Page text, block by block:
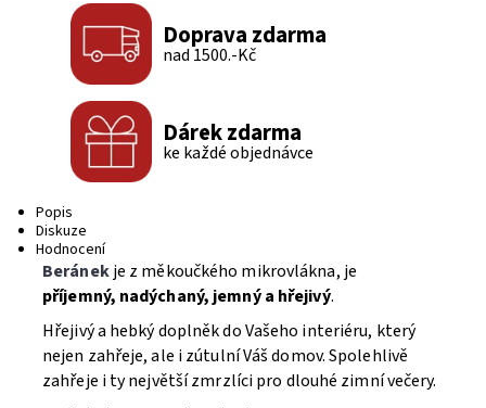
Doprava zdarma
nad 1500.-Kč
Dárek zdarma
ke každé objednávce
Popis
Diskuze
Hodnocení
Beránekje z měkoučkého mikrovlákna, je
příjemný, nadýchaný, jemný a hřejivý.
Hřejivý a hebký doplněk do Vašeho interiéru, který
nejen zahřeje, ale i zútulní Váš domov. Spolehlivě
zahřeje i ty největší zmrzlíci pro dlouhé zimní večery.